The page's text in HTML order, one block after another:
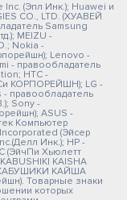
(Эпл Инк.); Huawei и
CO., LTD. (ХУАВЕЙ
Samsung
MEIZU -
Nokia -
Lenovo -
- правообладатель
HTC -
Си КОРПОРЕЙШН); LG -
- правообладатель
Sony -
ASUS -
Компьютер
(Эйсер
Инк.); HP -
(ЭйчПи Хьюлетт
KAISHA
КАЙША
Товарные знаки
которых